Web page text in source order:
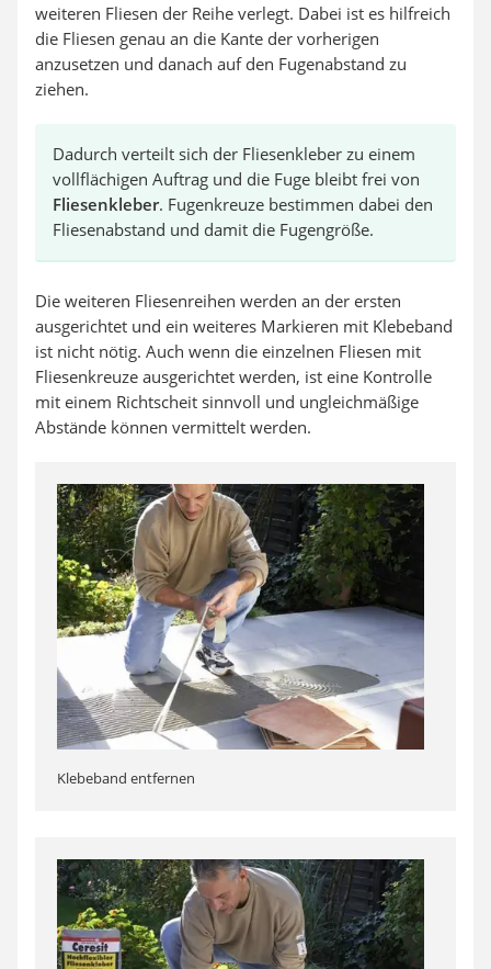
weiteren Fliesen der Reihe verlegt. Dabei ist es hilfreich
die Fliesen genau an die Kante der vorherigen
anzusetzen und danach auf den Fugenabstand zu
ziehen.
Dadurch verteilt sich der Fliesenkleber zu einem
vollflächigen Auftrag und die Fuge bleibt frei von
Fliesenkleber. Fugenkreuze bestimmen dabei den
Fliesenabstand und damit die Fugengröße.
Die weiteren Fliesenreihen werden an der ersten
ausgerichtet und ein weiteres Markieren mit Klebeband
ist nicht nötig. Auch wenn die einzelnen Fliesen mit
Fliesenkreuze ausgerichtet werden, ist eine Kontrolle
mit einem Richtscheit sinnvoll und ungleichmäßige
Abstände können vermittelt werden.
Klebeband entfernen